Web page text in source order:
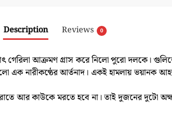
Description Reviews 0
গেরিলা আক্রমণ গ্রাস করে নিলো পুরো দলকে।
এক নারীকণ্ঠের আর্তনাদ। একই হামলায় ভয়ানক
আর কাউকে মরতে হবে না। তাই দুজনের দুটো